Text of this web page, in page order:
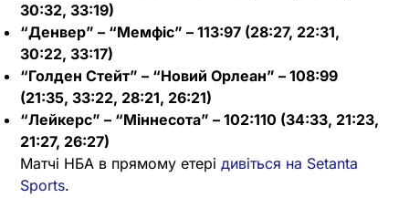
30:32, 33:19)
“Денвер” – “Мемфіс” – 113:97 (28:27, 22:31,
30:22, 33:17)
“Голден Стейт” – “Новий Орлеан” – 108:99
(21:35, 33:22, 28:21, 26:21)
“Лейкерс” – “Міннесота” – 102:110 (34:33, 21:23,
21:27, 26:27)
Матчі НБА в прямому етері дивіться на Setanta
Sports.